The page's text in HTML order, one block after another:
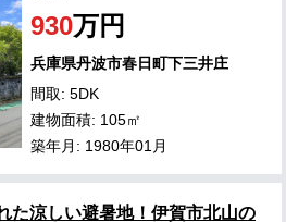
930万円
兵庫県丹波市春日町下三井庄
間取: 5DK
建物面積: 105㎡
築年月: 1980年01月
た涼しい避暑地！伊賀市北山の